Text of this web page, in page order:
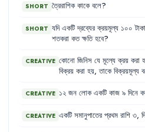
SHORT ত্রৈরাশিক কাকে বলে?
SHORT যদি একটি দ্রব্যের ক্রয়মূল্য ১০০ টাকা
শতকরা কত ক্ষতি হবে?
CREATIVE কোনো জিনিস যে মূল্যে ক্রয় করা
বিক্রয় করা হয়, তাকে বিক্রয়মূল্য
CREATIVE ১২ জন লোক একটি কাজ ৯ দিনে
CREATIVE একটি সমানুপাতের প্রথম রাশি ৩,